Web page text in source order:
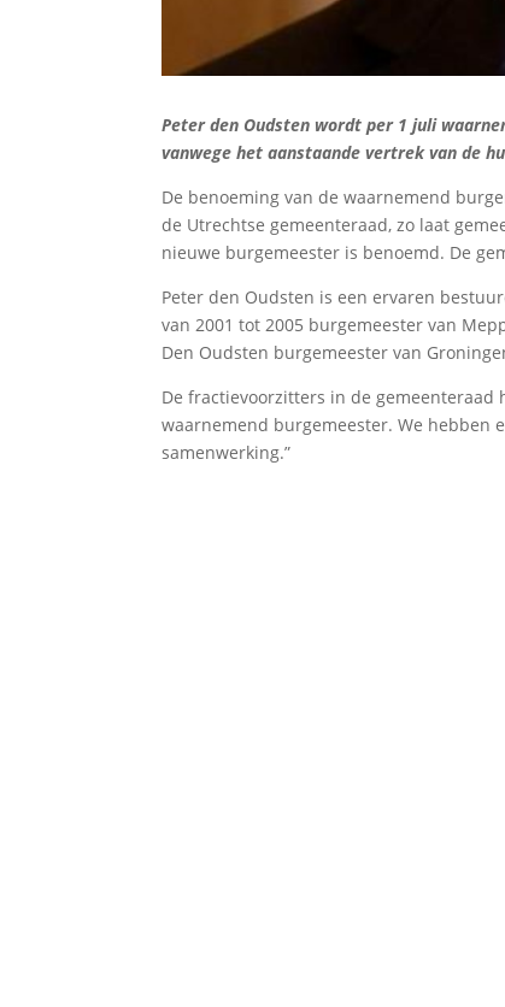
Peter den Oudsten wordt per 1 juli
vanwege het aanstaande vertrek van de
De benoeming van de waarnemend
de Utrechtse gemeenteraad, zo laat
nieuwe burgemeester is benoemd. De
Peter den Oudsten is een ervaren
van 2001 tot 2005 burgemeester van
Den Oudsten burgemeester van
De fractievoorzitters in de gemeenteraad
waarnemend burgemeester. We hebben
samenwerking.”